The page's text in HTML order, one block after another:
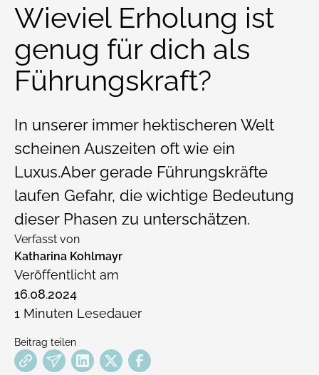
Wieviel Erholung ist
genug für dich als
Führungskraft?
In unserer immer hektischeren Welt
scheinen Auszeiten oft wie ein
Luxus.Aber gerade Führungskräfte
laufen Gefahr, die wichtige Bedeutung
dieser Phasen zu unterschätzen.
Verfasst von
Katharina Kohlmayr
Veröffentlicht am
16.08.2024
1 Minuten Lesedauer
Beitrag teilen